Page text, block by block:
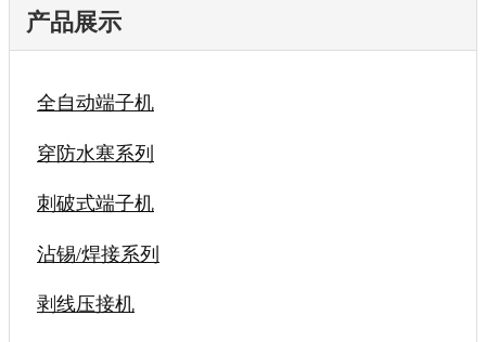
产品展示
全自动端子机
穿防水塞系列
刺破式端子机
沾锡/焊接系列
剥线压接机